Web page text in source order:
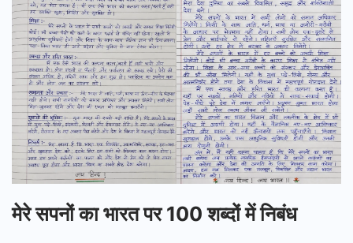
मेरे सपनों का भारत पर 100 शब्दों में निबंध